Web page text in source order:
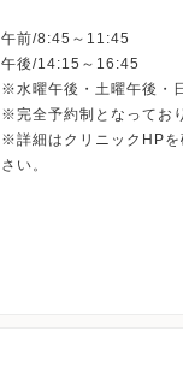
午前/8:45～11:45
午後/14:15～16:45
※水曜午後・土曜午後・
※完全予約制となってお
※詳細はクリニックHPを